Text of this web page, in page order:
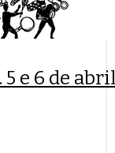
e 6 de